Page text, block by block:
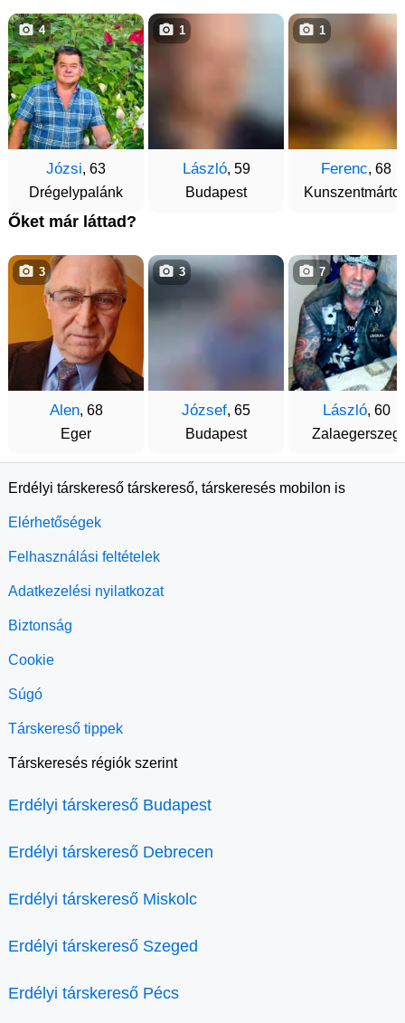
Józsi, 63
Drégelypalánk
4
László, 59
Budapest
1
Ferenc, 68
1
Őket már láttad?
Alen, 68
Eger
3
József, 65
Budapest
3
László, 60
Zalaegerszeg
7
Erdélyi társkereső társkereső, társkeresés mobilon is
Elérhetőségek
Felhasználási feltételek
Adatkezelési nyilatkozat
Biztonság
Cookie
Súgó
Társkereső tippek
Társkeresés régiók szerint
Erdélyi társkereső Budapest
Erdélyi társkereső Debrecen
Erdélyi társkereső Miskolc
Erdélyi társkereső Szeged
Erdélyi társkereső Pécs